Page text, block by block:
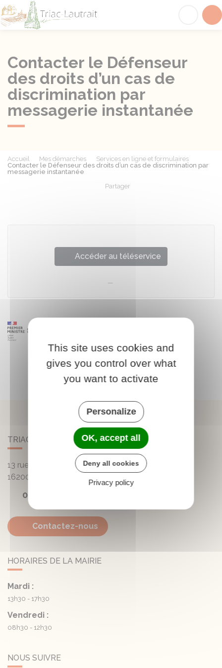
Contacter le Défenseur
des droits d’un cas de
discrimination par
messagerie instantanée
Accueil Mes démarches
Services en ligne et formulaires
Contacter le Défenseur des droits d’un cas de discrimination par
messagerie instantanée
Partager
Accéder au téléservice
TRIAC-LAUTRAIT
13 rue de la Mairie - Lautrait
16200
05 45 81 05 41
Contactez-nous
HORAIRES DE LA MAIRIE
Mardi :
13h30 - 17h30
Vendredi :
08h30 - 12h30
NOUS SUIVRE
This site uses cookies and
gives you control over what
you want to activate
Personalize
OK, accept all
Deny all cookies
Privacy policy